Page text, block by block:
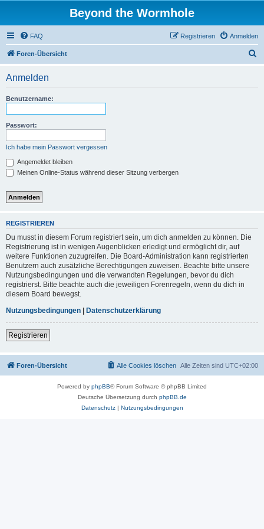
Beyond the Wormhole
FAQ Anmelden
Registrieren
Foren-Übersicht
Anmelden
Benutzername:
Passwort:
Ich habe mein Passwort vergessen
Angemeldet bleiben
Meinen Online-Status während dieser Sitzung verbergen
REGISTRIEREN
Du musst in diesem Forum registriert sein, um dich anmelden zu können. Die
Registrierung ist in wenigen Augenblicken erledigt und ermöglicht dir, auf
weitere Funktionen zuzugreifen. Die Board-Administration kann registrierten
Benutzern auch zusätzliche Berechtigungen zuweisen. Beachte bitte unsere
Nutzungsbedingungen und die verwandten Regelungen, bevor du dich
registrierst. Bitte beachte auch die jeweiligen Forenregeln, wenn du dich in
diesem Board bewegst.
Nutzungsbedingungen | Datenschutzerklärung
Registrieren
Foren-Übersicht Alle Zeiten sind UTC+02:00
Alle Cookies löschen
Powered by phpBB® Forum Software © phpBB Limited
Deutsche Übersetzung durch phpBB.de
Datenschutz| Nutzungsbedingungen